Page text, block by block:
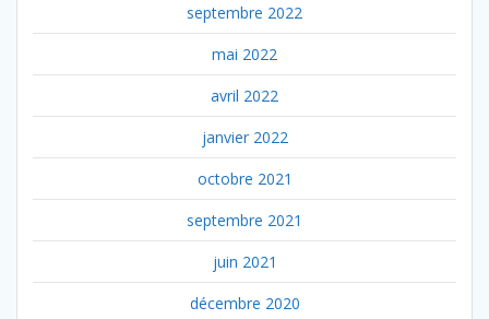
septembre 2022
mai 2022
avril 2022
janvier 2022
octobre 2021
septembre 2021
juin 2021
décembre 2020